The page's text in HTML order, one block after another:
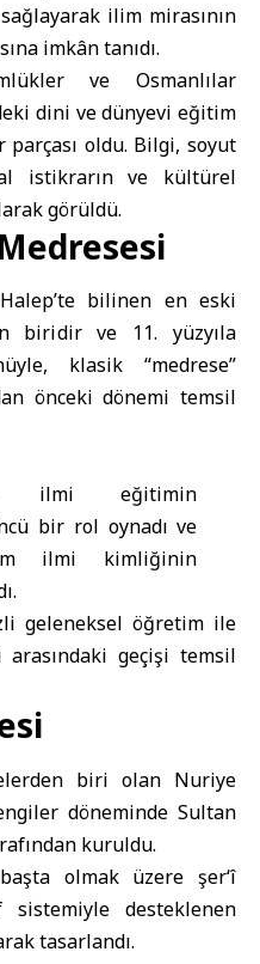
ilim mirasının
imkân tanıdı.
ve Osmanlılar
dini ve dünyevi eğitim
parçası oldu. Bilgi, soyut
istikrarın ve kültürel
görüldü.
bilinen en eski
biridir ve 11. yüzyıla
klasik “medrese”
önceki dönemi temsil
ilmi eğitimin
bir rol oynadı ve
ilmi kimliğinin
geleneksel öğretim ile
arasındaki geçişi temsil
biri olan Nuriye
döneminde Sultan
kuruldu.
olmak üzere şer‘î
desteklenen
tasarlandı.